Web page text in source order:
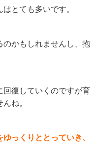
とても多いです。
のかもしれませんし、抱
回復していくのですが育
ね。
っくりととっていき、